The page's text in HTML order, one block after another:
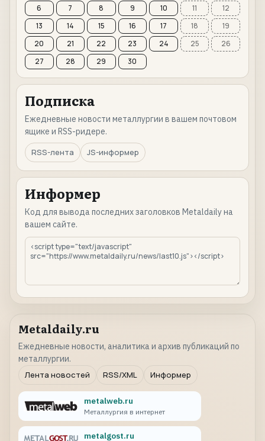
6
7 8 9 10 11
12
13
14 15 16 17 18
19
20
21 22 23 24 25
26
27
28 29 30
Подписка
Ежедневные новости металлургии в вашем почтовом
ящике и RSS-ридере.
RSS-лента
JS-информер
Информер
Код для вывода последних заголовков Metaldaily на
вашем сайте.
Metaldaily.ru
Ежедневные новости, аналитика и архив публикаций по
металлургии.
Лента новостей
RSS/XML Информер
metalweb.ru
Металлургия в интернет
metalgost.ru